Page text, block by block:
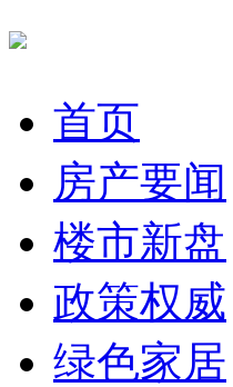
首页
房产要闻
楼市新盘
政策权威
绿色家居